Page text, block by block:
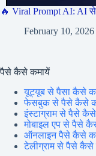
🔥 Viral Prompt AI: AI
February 10, 2026
पैसे कैसे कमायें
यूट्यूब से पैसा कैसे
फेसबुक से पैसे कैसे
इंस्टाग्राम से पैसे
मोबाइल एप से पैसे
ऑनलाइन पैसे कैसे
टेलीग्राम से पैसे कैसे